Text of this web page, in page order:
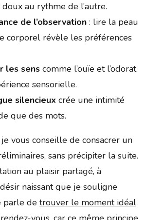
au rythme de l’autre.
de l’observation : lire la peau
corporel révèle les préférences
les sens comme l’ouïe et l’odorat
sensorielle.
silencieux crée une intimité
que des mots.
vous conseille de consacrer un
sans précipiter la suite.
au plaisir partagé, à
désir naissant que je souligne
parle de trouver le moment idéal